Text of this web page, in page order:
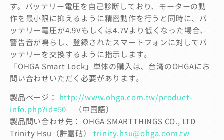
す。バッテリー電圧を自己診断しており、モーターの動
作を最小限に抑えるように精密動作を行うと同時に、バ
ッテリー電圧が4.9Vもしくは4.7Vより低くなった場合、
警告音が鳴らし、登録されたスマートフォンに対してバ
ッテリーを交換するように指示します。
「OHGA Smart Lock」単体の購入は、台湾のOHGAにお
問い合わせいただく必要があります。
製品ページ： http://www.ohga.com.tw/product-
info.php?id=50 （中国語）
製品問い合わせ先： OHGA SMARTTHINGS CO., LTD
Trinity Hsu（許嘉砧） trinity.hsu@ohga.com.tw